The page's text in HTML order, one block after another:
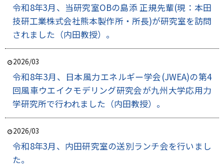
令和8年3月、当研究室OBの島添 正規先輩(現：本田
技研工業株式会社熊本製作所・所長)が研究室を訪問
されました（内田教授）。
2026/03
令和8年3月、日本風力エネルギー学会(JWEA)の第4
回風車ウエイクモデリング研究会が九州大学応用力
学研究所で行われました（内田教授）。
2026/03
令和8年3月、内田研究室の送別ランチ会を行いまし
た。